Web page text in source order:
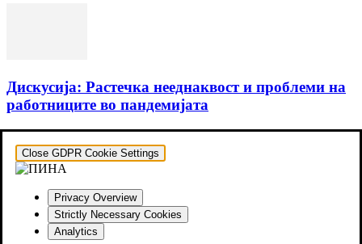
Дискусија: Растечка нееднаквост и проблеми на
работниците во пандемијата
Close GDPR Cookie Settings
Privacy Overview
Strictly Necessary Cookies
Analytics